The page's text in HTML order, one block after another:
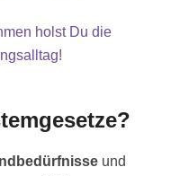
holst Du die
und